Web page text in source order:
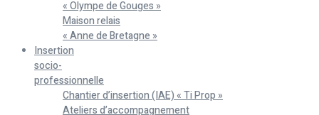
« Olympe de Gouges »
Maison relais
« Anne de Bretagne »
Insertion
socio-
professionnelle
Chantier d’insertion (IAE) « Ti Prop »
Ateliers d’accompagnement